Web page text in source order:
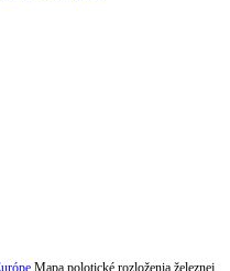
Mapa polotické rozloženia železnej